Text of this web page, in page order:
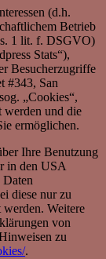
(d.h.
Betrieb
1 lit. f. DSGVO)
Stats“),
Besucherzugriffe
#343, San
„Cookies“,
werden und die
ermöglichen.
Ihre Benutzung
in den USA
Daten
diese nur zu
Weitere
von
zu
.